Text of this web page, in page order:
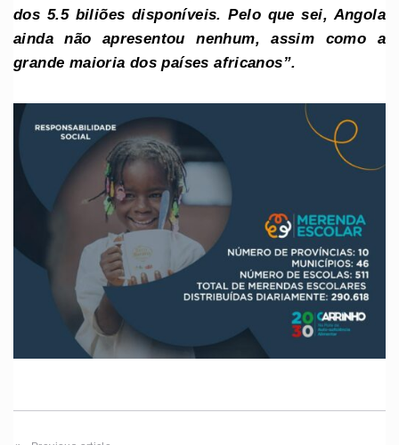
dos 5.5 biliões disponíveis. Pelo que sei, Angola
ainda não apresentou nenhum, assim como a
grande maioria dos países africanos”.